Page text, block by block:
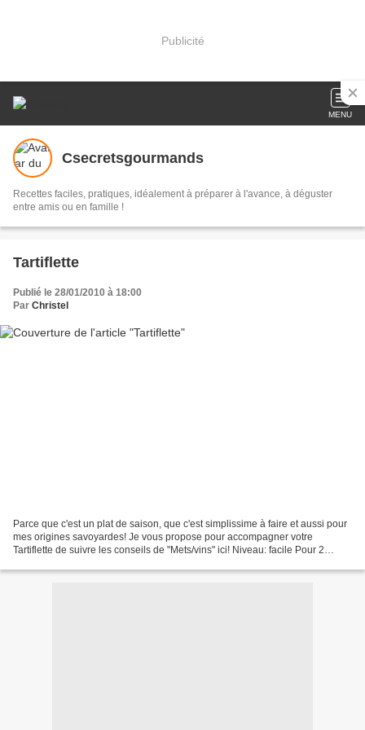
Publicité
MENU
Csecretsgourmands
Recettes faciles, pratiques, idéalement à préparer à l'avance, à déguster
entre amis ou en famille !
Tartiflette
Publié le 28/01/2010 à 18:00
Par Christel
Parce que c'est un plat de saison, que c'est simplissime à faire et aussi pour
mes origines savoyardes! Je vous propose pour accompagner votre
Tartiflette de suivre les conseils de "Mets/vins" ici! Niveau: facile Pour 2